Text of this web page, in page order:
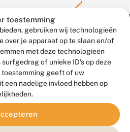
toestemming
gebruiken wij technologieën
over je apparaat op te slaan en/of
met deze technologieën
of unieke ID's op deze
toestemming geeft of uw
een nadelige invloed hebben op
Vlinderstichting
Go2People
, ontworpen door
Field Agency
Privacy
Sitemap